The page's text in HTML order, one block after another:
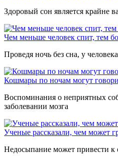
Здоровый сон является крайне
Чем меньше человек спит, тем
Проведя ночь без сна, у
Кошмары по ночам могут
Воспоминания о неприятных
заболевании мозга
Ученые рассказали, чем может
Недосыпание может привести к